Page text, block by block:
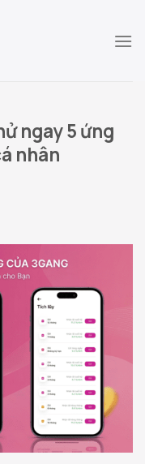
ngay 5 ứng
nhân